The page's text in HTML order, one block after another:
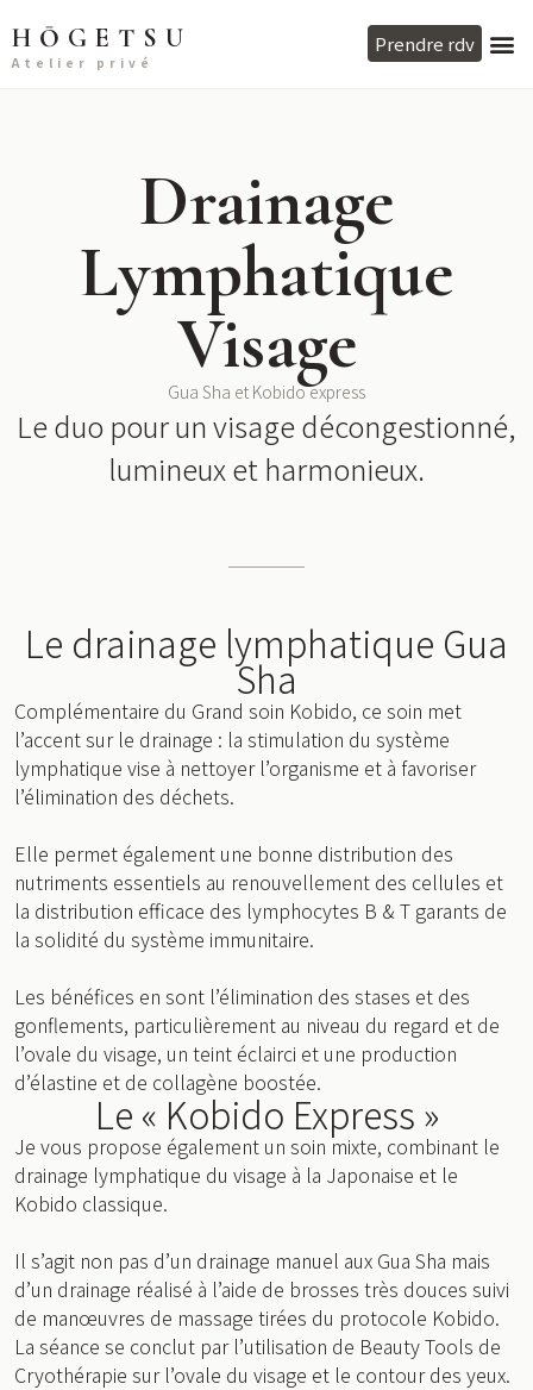
HŌGETSU
Atelier privé
Prendre rdv
Drainage
Lymphatique
Visage
Gua Sha et Kobido express
Le duo pour un visage décongestionné,
lumineux et harmonieux.
Le drainage lymphatique Gua
Sha
Complémentaire du Grand soin Kobido, ce soin met
l’accent sur le drainage : la stimulation du système
lymphatique vise à nettoyer l’organisme et à favoriser
l’élimination des déchets.
Elle permet également une bonne distribution des
nutriments essentiels au renouvellement des cellules et
la distribution efficace des lymphocytes B & T garants de
la solidité du système immunitaire.
Les bénéfices en sont l’élimination des stases et des
gonflements, particulièrement au niveau du regard et de
l’ovale du visage, un teint éclairci et une production
d’élastine et de collagène boostée.
Le « Kobido Express »
Je vous propose également un soin mixte, combinant le
drainage lymphatique du visage à la Japonaise et le
Kobido classique.
Il s’agit non pas d’un drainage manuel aux Gua Sha mais
d’un drainage réalisé à l’aide de brosses très douces suivi
de manœuvres de massage tirées du protocole Kobido.
La séance se conclut par l’utilisation de Beauty Tools de
Cryothérapie sur l’ovale du visage et le contour des yeux.